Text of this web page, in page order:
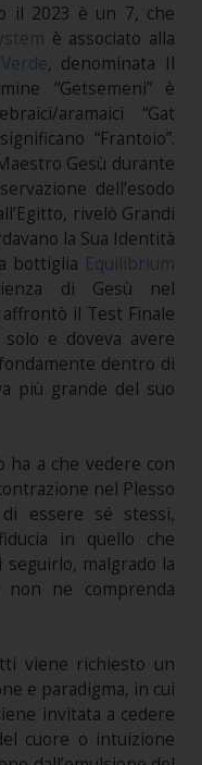
il 2023 è un 7, che
è associato alla
, denominata Il
“Getsemeni” è
aramaici “Gat
“Frantoio”.
Gesù durante
dell’esodo
rivelò Grandi
la Sua Identità
bottiglia Equilibrium
di Gesù nel
il Test Finale
e doveva avere
dentro di
più grande del suo
ha a che vedere con
nel Plesso
essere sé stessi,
in quello che
malgrado la
non ne comprenda
viene richiesto un
e paradigma, in cui
invitata a cedere
cuore o intuizione